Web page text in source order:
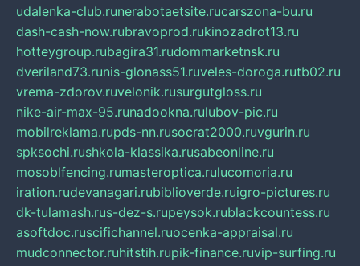
udalenka-club.runerabotaetsite.rucarszona-bu.ru
dash-cash-now.rubravoprod.rukinozadrot13.ru
hotteygroup.rubagira31.rudommarketnsk.ru
dveriland73.runis-glonass51.ruveles-doroga.rutb02.ru
vrema-zdorov.ruvelonik.rusurgutgloss.ru
nike-air-max-95.runadookna.rulubov-pic.ru
mobilreklama.rupds-nn.rusocrat2000.ruvgurin.ru
spksochi.rushkola-klassika.rusabeonline.ru
mosoblfencing.rumasteroptica.rulucomoria.ru
iration.rudevanagari.rubiblioverde.ruigro-pictures.ru
dk-tulamash.rus-dez-s.rupeysok.rublackcountess.ru
asoftdoc.ruscifichannel.ruocenka-appraisal.ru
mudconnector.ruhitstih.rupik-finance.ruvip-surfing.ru